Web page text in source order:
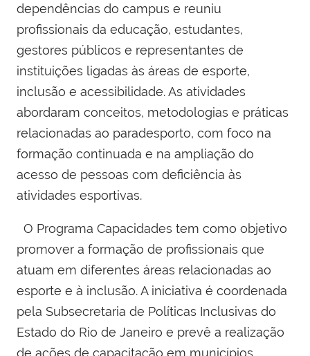
dependências do campus e reuniu
profissionais da educação, estudantes,
gestores públicos e representantes de
instituições ligadas às áreas de esporte,
inclusão e acessibilidade. As atividades
abordaram conceitos, metodologias e práticas
relacionadas ao paradesporto, com foco na
formação continuada e na ampliação do
acesso de pessoas com deficiência às
atividades esportivas.
O Programa Capacidades tem como objetivo
promover a formação de profissionais que
atuam em diferentes áreas relacionadas ao
esporte e à inclusão. A iniciativa é coordenada
pela Subsecretaria de Políticas Inclusivas do
Estado do Rio de Janeiro e prevê a realização
de ações de capacitação em municípios